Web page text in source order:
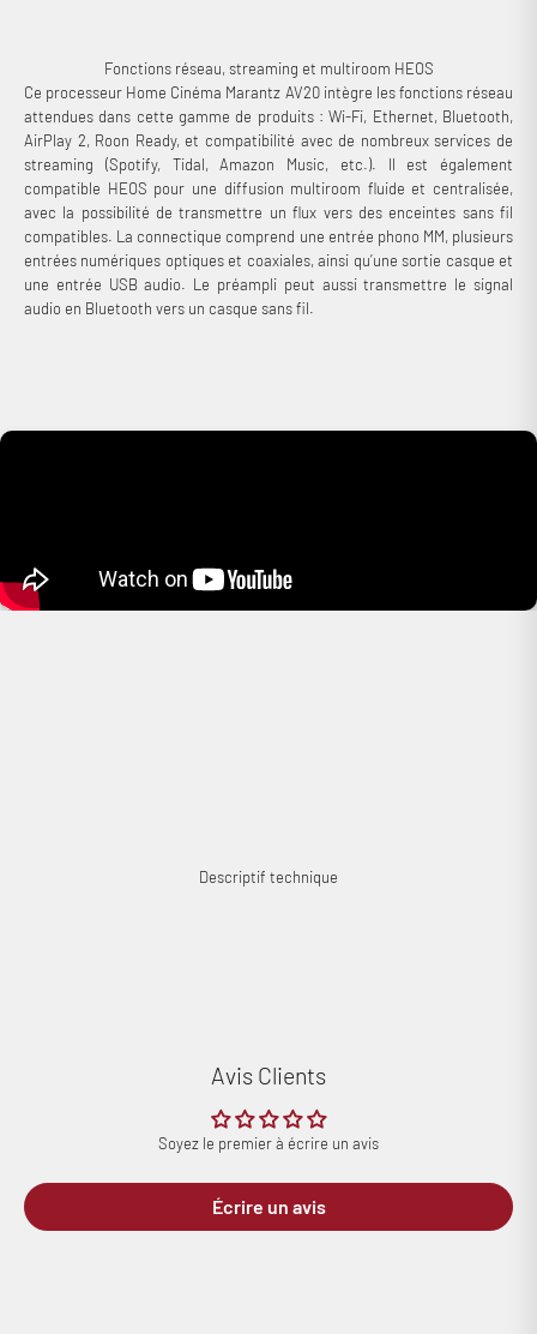
Fonctions réseau, streaming et multiroom HEOS
Ce processeur Home Cinéma Marantz AV20 intègre les fonctions réseau
attendues dans cette gamme de produits : Wi-Fi, Ethernet, Bluetooth,
AirPlay 2, Roon Ready, et compatibilité avec de nombreux services de
streaming (Spotify, Tidal, Amazon Music, etc.). Il est également
compatible HEOS pour une diffusion multiroom fluide et centralisée,
avec la possibilité de transmettre un flux vers des enceintes sans fil
compatibles. La connectique comprend une entrée phono MM, plusieurs
entrées numériques optiques et coaxiales, ainsi qu’une sortie casque et
une entrée USB audio. Le préampli peut aussi transmettre le signal
audio en Bluetooth vers un casque sans fil.
Descriptif technique
Avis Clients
Soyez le premier à écrire un avis
Écrire un avis